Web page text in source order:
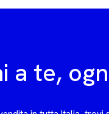
a te,